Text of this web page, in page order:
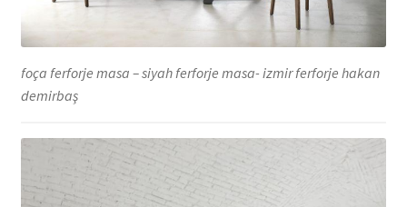
foça ferforje masa – siyah ferforje masa- izmir ferforje hakan
demirbaş